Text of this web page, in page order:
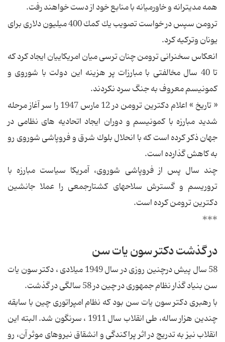
همه مدیترانه و خاورمیانه با منابع خود از دست خواهند رفت.
ترومن سپس در خواست تصویب یك كمك 400 میلیون دلاری برای
یونان وتركیه كرد.
انعكاس سخنرانی ترومن چنان ترسی میان امریكاییان ایجاد كرد كه
تا 40 سال مخالفتی با مبارزات پر هزینه این دولت با شوروی و
كمونیسم معروف به جنگ سرد نكردند.
« تاریخ » اعلام دكترین ترومن در 12 مارس 1947 را سر آغاز مرحله
شدید مبارزه با كمونیسم و دوران ایجاد اتحادیه های نظامی در
جهان ذكر كرده است كه با انحلال بلوك شرق و فروپاشی شوروی رو
به كاهش گذارده است.
چند سال پس از فروپاشی شوروی، آمریكا سیاست مبارزه با
تروریسم و گسترش سلاحهای كشتارجمعی را عملا جانشین
دكترین ترومن كرده است.
***
در گذشت دكتر سون یات سن
58 سال پیش درچنین روزی در سال 1949 میلادی ، دكتر سون یات
سن بنیاد گذار نظام جمهوری در چین در 58 سالگی در گذشت.
با رهبری دكتر سون یات سن بود که نظام امپراتوری چین با سابقه
چندین هزار ساله، طی انقلاب سال 1911 ، سرنگون شد. البته این
انقلاب نیز به تدریج در اثر پراكندگی و انشقاق نیروهای موثر آن، رو